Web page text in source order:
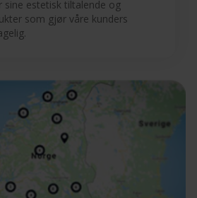
sine estetisk tiltalende og
som gjør våre kunders